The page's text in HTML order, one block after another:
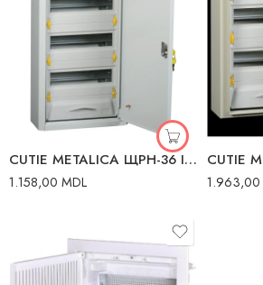
CUTIE METALICA ЩРН-36 IP31 IEK
1.158,00 MDL 1.963,00